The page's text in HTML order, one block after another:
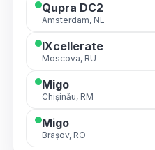
Qupra DC2
Amsterdam, NL
IXcellerate
Moscova, RU
Migo
Chișinău, RM
Migo
Brașov, RO